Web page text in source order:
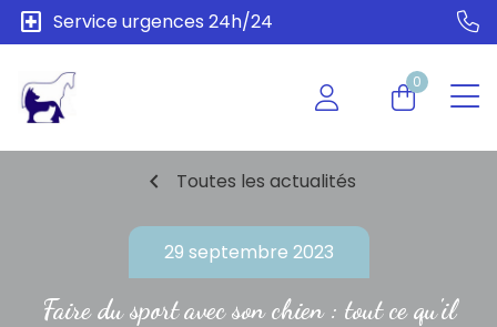
local_hospital Service urgences 24h/24
0
chevron_left Toutes les actualités
29 septembre 2023
Faire du sport avec son chien : tout ce qu'il